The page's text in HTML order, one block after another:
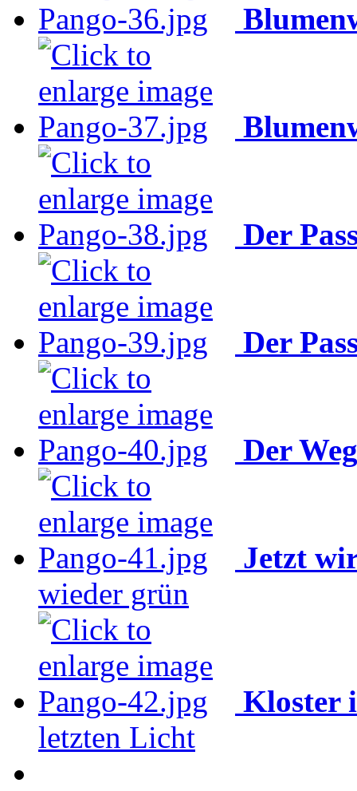
Der
Der
Der
Jetzt
wieder grün
Kloster
letzten Licht